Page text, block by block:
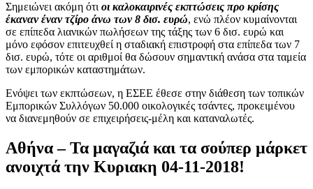
Σημειώνει ακόμη ότι οι καλοκαιρινές εκπτώσεις προ κρίσης
έκαναν έναν τζίρο άνω των 8 δισ. ευρώ, ενώ πλέον κυμαίνονται
σε επίπεδα λιανικών πωλήσεων της τάξης των 6 δισ. ευρώ και
μόνο εφόσον επιτευχθεί η σταδιακή επιστροφή στα επίπεδα των 7
δισ. ευρώ, τότε οι αριθμοί θα δώσουν σημαντική ανάσα στα ταμεία
των εμπορικών καταστημάτων.
Ενόψει των εκπτώσεων, η ΕΣΕΕ έθεσε στην διάθεση των τοπικών
Εμπορικών Συλλόγων 50.000 οικολογικές τσάντες, προκειμένου
να διανεμηθούν σε επιχειρήσεις-μέλη και καταναλωτές.
Αθήνα – Τα μαγαζιά και τα σούπερ μάρκετ
ανοιχτά την Κυριακη 04-11-2018!